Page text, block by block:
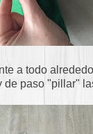
a todo
de paso "pillar"